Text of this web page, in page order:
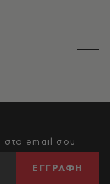
στο email σου
ΕΓΓΡΑΦΗ